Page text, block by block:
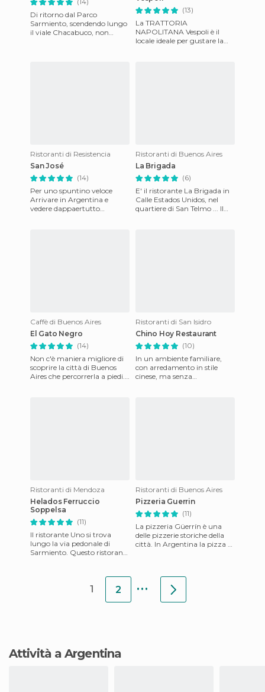
Di ritorno dal Parco
Sarmiento, scendendo lungo
il viale Chacabuco, non
(13)
La TRATTORIA
NAPOLITANA Vespoli è il
locale ideale per gustare la
Ristoranti di Resistencia
San José
(14)
Per uno spuntino veloce
Arrivare in Argentina e
vedere dappaertutto
Ristoranti di Buenos Aires
La Brigada
(6)
E' il ristorante La Brigada in
Calle Estados Unidos, nel
quartiere di San Telmo ... Il
Caffè di Buenos Aires
El Gato Negro
(14)
Non c'è maniera migliore di
scoprire la città di Buenos
Aires che percorrerla a piedi.
Ristoranti di San Isidro
Chino Hoy Restaurant
(10)
In un ambiente familiare,
con arredamento in stile
cinese, ma senza
Ristoranti di Mendoza
Helados Ferruccio
Soppelsa
(11)
Il ristorante Uno si trova
lungo la via pedonale di
Sarmiento. Questo ristorante
Ristoranti di Buenos Aires
Pizzeria Guerrin
(11)
La pizzeria Güerrín è una
delle pizzerie storiche della
città. In Argentina la pizza è
1 2 ...
Attività a Argentina